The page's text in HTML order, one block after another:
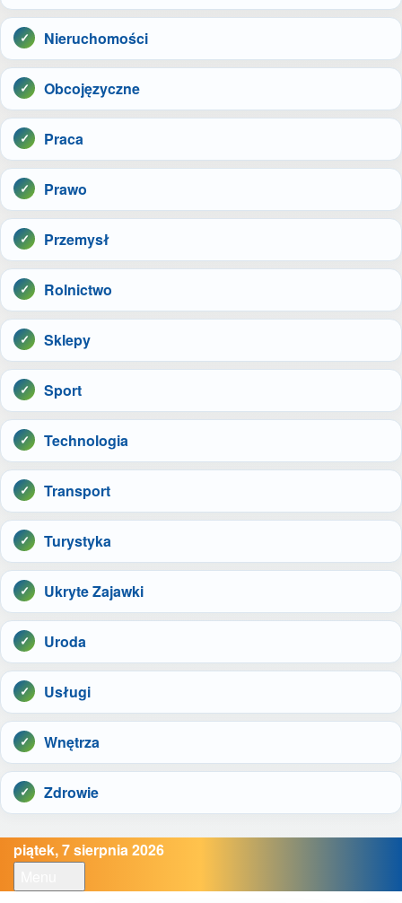
Nieruchomości
Obcojęzyczne
Praca
Prawo
Przemysł
Rolnictwo
Sklepy
Sport
Technologia
Transport
Turystyka
Ukryte Zajawki
Uroda
Usługi
Wnętrza
Zdrowie
piątek, 7 sierpnia 2026